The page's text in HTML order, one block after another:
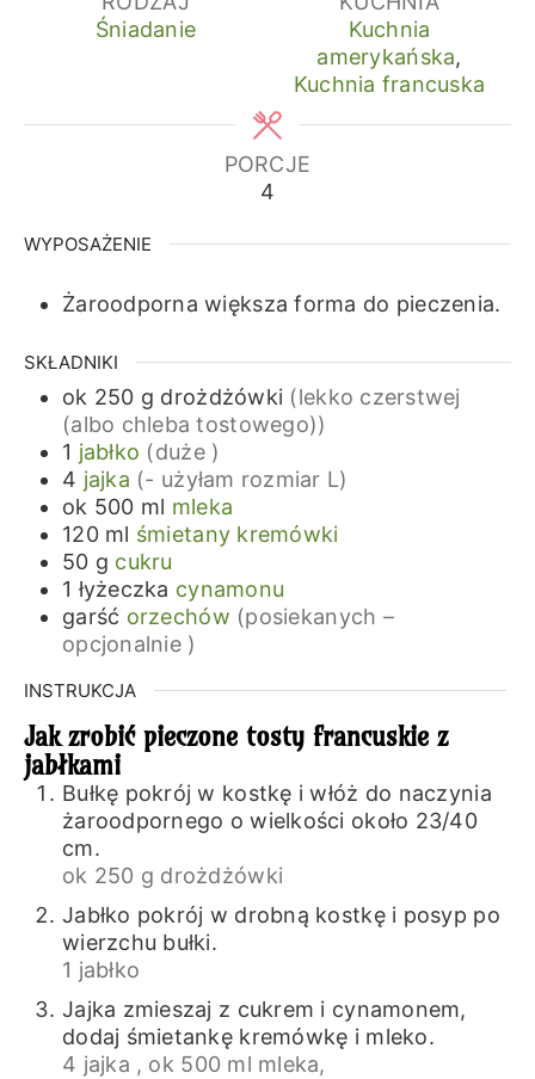
Śniadanie
Kuchnia
amerykańska,
Kuchnia francuska
PORCJE
4
WYPOSAŻENIE
Żaroodporna większa forma do pieczenia.
SKŁADNIKI
ok 250 g drożdżówki (lekko czerstwej
(albo chleba tostowego))
1 jabłko (duże )
4 jajka (- użyłam rozmiar L)
ok 500 ml mleka
120 ml śmietany kremówki
50 g cukru
1 łyżeczka cynamonu
garść orzechów (posiekanych –
opcjonalnie )
INSTRUKCJA
Jak zrobić pieczone tosty francuskie z
jabłkami
Bułkę pokrój w kostkę i włóż do naczynia
żaroodpornego o wielkości około 23/40
cm.
ok 250 g drożdżówki
Jabłko pokrój w drobną kostkę i posyp po
wierzchu bułki.
1 jabłko
Jajka zmieszaj z cukrem i cynamonem,
dodaj śmietankę kremówkę i mleko.
4 jajka , ok 500 ml mleka,